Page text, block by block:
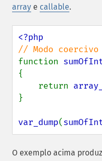
array e callable.
function
{
    return
}
var_dump(
O exemplo acima